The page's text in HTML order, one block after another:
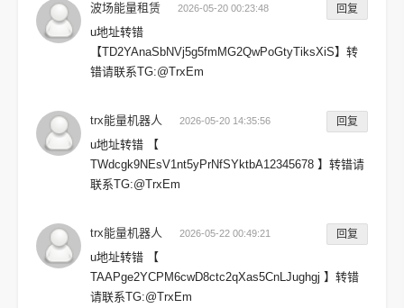
波场能量租赁 2026-05-20 00:23:48 回复
u地址转错
【TD2YAnaSbNVj5g5fmMG2QwPoGtyTiksXiS】转
错请联系TG:@TrxEm
trx能量机器人 2026-05-20 14:35:56 回复
u地址转错 【
TWdcgk9NEsV1nt5yPrNfSYktbA12345678 】转错请
联系TG:@TrxEm
trx能量机器人 2026-05-22 00:49:21 回复
u地址转错 【
TAAPge2YCPM6cwD8ctc2qXas5CnLJughgj 】转错
请联系TG:@TrxEm